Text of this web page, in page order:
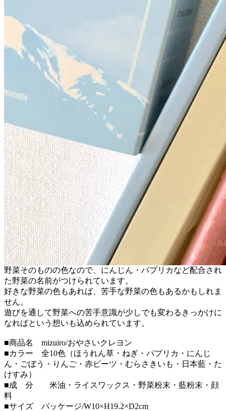
野菜そのものの色なので、にんじん・パプリカなど配合され
た野菜の名前がつけられています。
好きな野菜の色もあれば、苦手な野菜の色もあるかもしれま
せん。
遊びを通して野菜への苦手意識が少しでも変わるきっかけに
なればという想いも込められています。
■商品名 mizuiro/おやさいクレヨン
■カラー 全10色（ほうれん草・ねぎ・パプリカ・にんじ
ん・ごぼう・りんご・赤ビーツ・むらさきいも・日本藍・た
けすみ）
■成 分 米油・ライスワックス・野菜粉末・藍粉末・顔
料
■サイズ パッケージ/W10×H19.2×D2cm